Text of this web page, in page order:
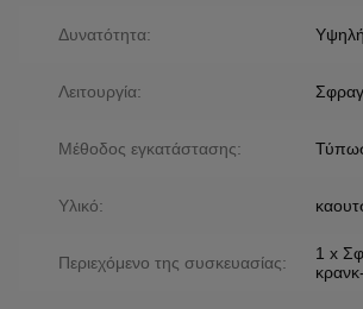
Δυνατότητα: Υψηλή
Λειτουργία:
Μέθοδος εγκατάστασης:
Υλικό:
Περιεχόμενο της συσκευασίας:
1 x